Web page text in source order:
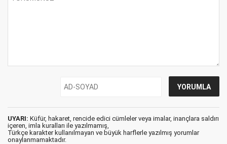
UYARI: Küfür, hakaret, rencide edici cümleler veya imalar, inançlara saldırı
içeren, imla kuralları ile yazılmamış,
Türkçe karakter kullanılmayan ve büyük harflerle yazılmış yorumlar
onaylanmamaktadır.